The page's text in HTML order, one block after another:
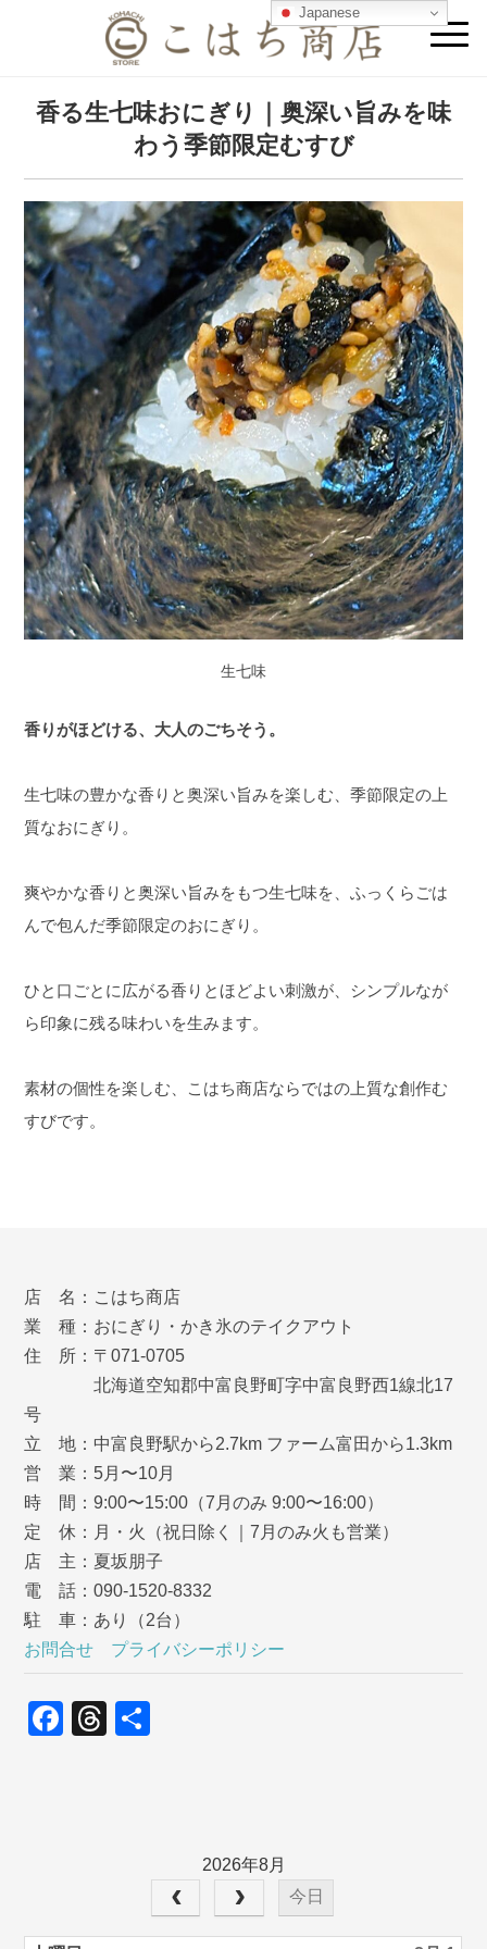
香る生七味おにぎり｜奥深い旨みを味
わう季節限定むすび
生七味
香りがほどける、大人のごちそう。
生七味の豊かな香りと奥深い旨みを楽しむ、季節限定の上
質なおにぎり。
爽やかな香りと奥深い旨みをもつ生七味を、ふっくらごは
んで包んだ季節限定のおにぎり。
ひと口ごとに広がる香りとほどよい刺激が、シンプルなが
ら印象に残る味わいを生みます。
素材の個性を楽しむ、こはち商店ならではの上質な創作む
すびです。
店 名：こはち商店
業 種：おにぎり・かき氷のテイクアウト
住 所：〒071-0705
北海道空知郡中富良野町字中富良野西1線北17
号
立 地：中富良野駅から2.7km ファーム富田から1.3km
営 業：5月〜10月
時 間：9:00〜15:00（7月のみ 9:00〜16:00）
定 休：月・火（祝日除く｜7月のみ火も営業）
店 主：夏坂朋子
電 話：090-1520-8332
駐 車：あり（2台）
お問合せ
プライバシーポリシー
F
o
T
2026年8月
今日
Japanese